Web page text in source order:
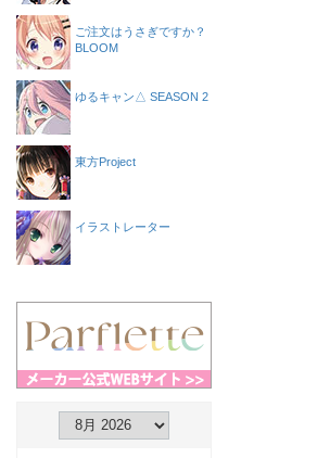
ご注文はうさぎですか？
BLOOM
ゆるキャン△ SEASON 2
東方Project
イラストレーター